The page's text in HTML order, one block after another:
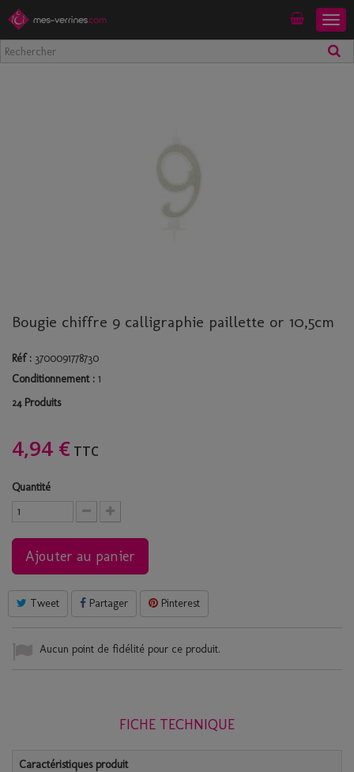
Mon compte
Bougie chiffre 9 calligraphie paillette or 10,5cm
Réf : 3700091778730
Conditionnement : 1
24 Produits
4,94 € TTC
Quantité
Ajouter au panier
Tweet Partager Pinterest
Aucun point de fidélité pour ce produit.
FICHE TECHNIQUE
Caractéristiques produit